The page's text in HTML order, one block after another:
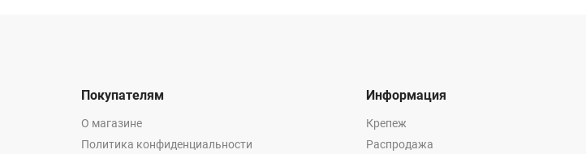
Покупателям
О магазине
Политика конфиденциальности
Информация
Крепеж
Распродажа